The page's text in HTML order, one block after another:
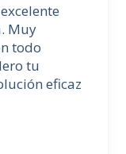
Muy
todo
tu
eficaz